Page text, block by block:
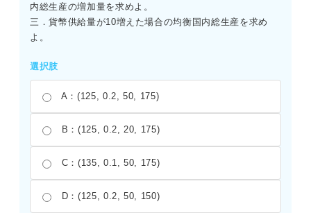
内総生産の増加量を求めよ。
三．貨幣供給量が10増えた場合の均衡国内総生産を求め
よ。
選択肢
A：(125, 0.2, 50, 175)
B：(125, 0.2, 20, 175)
C：(135, 0.1, 50, 175)
D：(125, 0.2, 50, 150)